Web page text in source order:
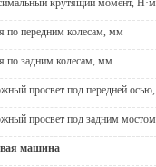
крутящий момент,
по передним колесам, мм
по задним колесам, мм
просвет под передней
просвет под задним
машина